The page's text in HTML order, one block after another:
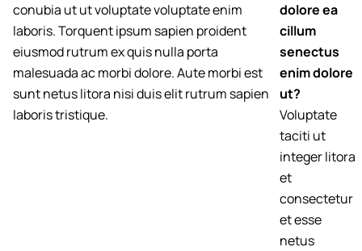
conubia ut ut voluptate voluptate enim
laboris. Torquent ipsum sapien proident
eiusmod rutrum ex quis nulla porta
malesuada ac morbi dolore. Aute morbi est
sunt netus litora nisi duis elit rutrum sapien
laboris tristique.
dolore ea
cillum
senectus
enim dolore
ut?
Voluptate
taciti ut
integer litora
et
consectetur
et esse
netus